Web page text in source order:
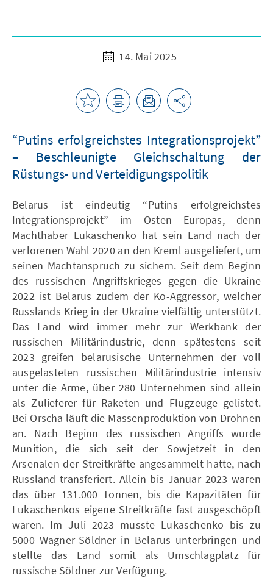
14. Mai 2025
“Putins erfolgreichstes Integrationsprojekt”
– Beschleunigte Gleichschaltung der
Rüstungs- und Verteidigungspolitik
Belarus ist eindeutig “Putins erfolgreichstes
Integrationsprojekt” im Osten Europas, denn
Machthaber Lukaschenko hat sein Land nach der
verlorenen Wahl 2020 an den Kreml ausgeliefert, um
seinen Machtanspruch zu sichern. Seit dem Beginn
des russischen Angriffskrieges gegen die Ukraine
2022 ist Belarus zudem der Ko-Aggressor, welcher
Russlands Krieg in der Ukraine vielfältig unterstützt.
Das Land wird immer mehr zur Werkbank der
russischen Militärindustrie, denn spätestens seit
2023 greifen belarusische Unternehmen der voll
ausgelasteten russischen Militärindustrie intensiv
unter die Arme, über 280 Unternehmen sind allein
als Zulieferer für Raketen und Flugzeuge gelistet.
Bei Orscha läuft die Massenproduktion von Drohnen
an. Nach Beginn des russischen Angriffs wurde
Munition, die sich seit der Sowjetzeit in den
Arsenalen der Streitkräfte angesammelt hatte, nach
Russland transferiert. Allein bis Januar 2023 waren
das über 131.000 Tonnen, bis die Kapazitäten für
Lukaschenkos eigene Streitkräfte fast ausgeschöpft
waren. Im Juli 2023 musste Lukaschenko bis zu
5000 Wagner-Söldner in Belarus unterbringen und
stellte das Land somit als Umschlagplatz für
russische Söldner zur Verfügung.